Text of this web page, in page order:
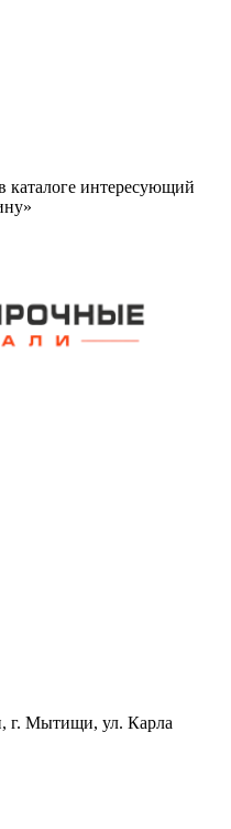
каталоге интересующий
г. Мытищи, ул. Карла